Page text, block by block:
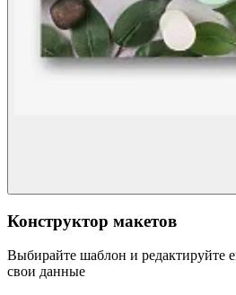
Конструктор макетов
Выбирайте шаблон и редактируйте
свои данные